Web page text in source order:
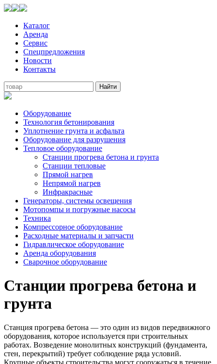
Каталог
Аренда
Сервис
Спецпредложения
Новости
Контакты
Оборудование
Технология бетонирования
Уплотнение грунта и асфальта
Оборудование для разрушения
Тепловое оборудование
Станции прогрева бетона и грунта
Станции тепловые
Прямой нагрев
Непрямой нагрев
Инфракрасные
Генераторы, системы освещения
Мотопомпы и погружные насосы
Техника
Компрессорное оборудование
Расходные материалы и запчасти
Гидравлическое оборудование
Аренда оборудования
Сварочное оборудование
Станции прогрева бетона и
грунта
Станция прогрева бетона — это один из видов передвижного
оборудования, которое используется при строительных
работах. Возведение монолитных конструкций (фундамента,
стен, перекрытий) требует соблюдение ряда условий.
Крупные объекты строительства могут сооружаться в течение